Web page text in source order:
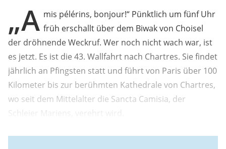
„A mis pélérins, bonjour!“ Pünktlich um fünf Uhr
früh erschallt über dem Biwak von Choisel
der dröhnende Weckruf. Wer noch nicht wach war, ist
es jetzt. Es ist die 43. Wallfahrt nach Chartres. Sie findet
jährlich an Pfingsten statt und führt von Paris über 100
Kilometer bis zur berühmten Kathedrale von Chartres,
wo seit dem Mittelalter die Sancta Camisia, der
Schleier Mariens, verehrt wird.